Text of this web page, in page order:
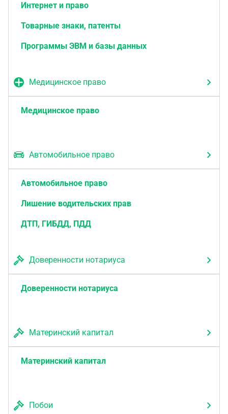
Интернет и право
Товарные знаки, патенты
Программы ЭВМ и базы данных
Медицинское право
Медицинское право
Автомобильное право
Автомобильное право
Лишение водительских прав
ДТП, ГИБДД, ПДД
Доверенности нотариуса
Доверенности нотариуса
Материнский капитал
Материнский капитал
Побои